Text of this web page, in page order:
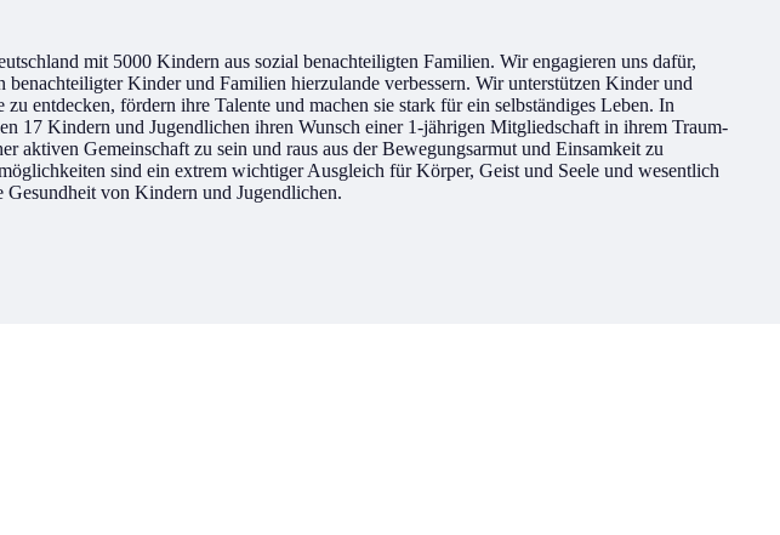
mit 5000 Kindern aus sozial benachteiligten Familien. Wir engagieren uns dafür,
benachteiligter Kinder und Familien hierzulande verbessern. Wir unterstützen Kinder und
zu entdecken, fördern ihre Talente und machen sie stark für ein selbständiges Leben. In
17 Kindern und Jugendlichen ihren Wunsch einer 1-jährigen Mitgliedschaft in ihrem Traum-
aktiven Gemeinschaft zu sein und raus aus der Bewegungsarmut und Einsamkeit zu
sind ein extrem wichtiger Ausgleich für Körper, Geist und Seele und wesentlich
von Kindern und Jugendlichen.